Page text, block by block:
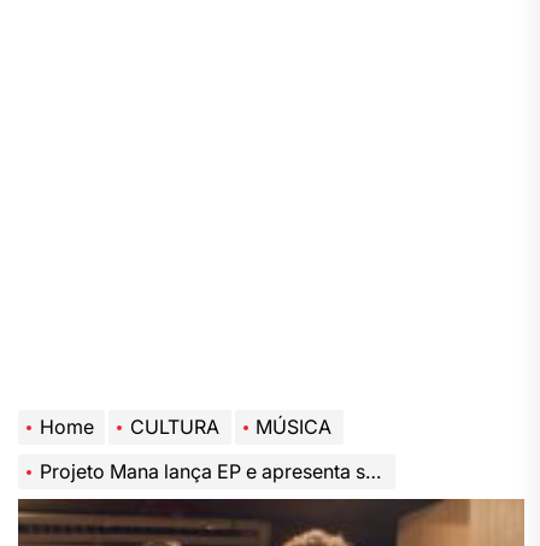
Home CULTURA
MÚSICA
Projeto Mana lança EP e apresenta show direto do Teatro Popular Oscar Niemeyer para o Youtube